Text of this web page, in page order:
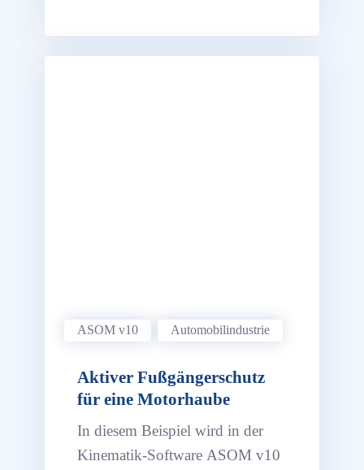
Hutablage hat.
ASOM v10 Automobil­industrie
Aktiver Fußgängerschutz
für eine Motorhaube
In diesem Beispiel wird in der
Kinematik-Software ASOM v10